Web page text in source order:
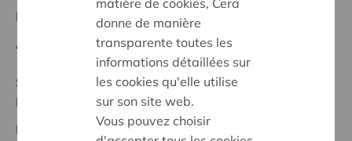
Regionales Projekt
Anfangsdatum:07/03/2024
Stand :
Complete
Meetjesland
Datum:
07/03/2024
donne de manière
transparente toutes les
informations détaillées sur
les cookies qu'elle utilise
sur son site web.
Vous pouvez choisir